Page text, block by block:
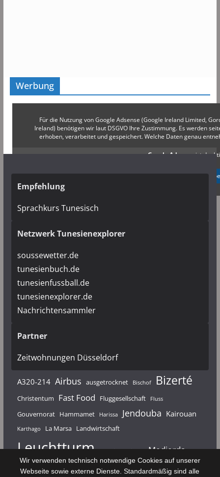
Werbung
Für die Nutzung von Google Adsense (Google Ireland Limited,
Ireland) benötigen wir laut DSGVO Ihre Zustimmung. Es werden
erhoben, verarbeitet und gespeichert. Welche Daten genau
Google Adsense ist
✓ Erlauben
Empfehlung
Sprachkurs Tunesisch
Netzwerk Tunesienexplorer
soussewetter.de
tunesienbuch.de
tunesienfussball.de
tunesienexplorer.de
Nachrichtensammler
Partner
Zeitwohnungen Düsseldorf
A320-214 Airbus ausgetrocknet Bischof Bizerté
Christentum Fast Food Fluggesellschaft Fluss
Gouvernorat Hammamet Harissa Jendouba Kairouan
Karthago La Marsa Landwirtschaft
Leuchtturm Mahdia Majerda Medjerda
Monastir Médenine Nabeul Nouvelair Punier
Wir verwenden technisch notwendige Cookies auf unserer
Webseite sowie externe Dienste. Standardmäßig sind alle